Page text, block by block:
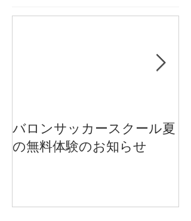
バロンサッカースクール夏
の無料体験のお知らせ